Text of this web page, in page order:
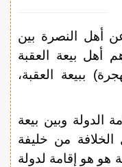
أهل النصرة بين
أهل بيعة العقبة
ببيعة العقبة،
الدولة وبين بيعة
الخلافة من خليفة
هو هو إقامة لدولة